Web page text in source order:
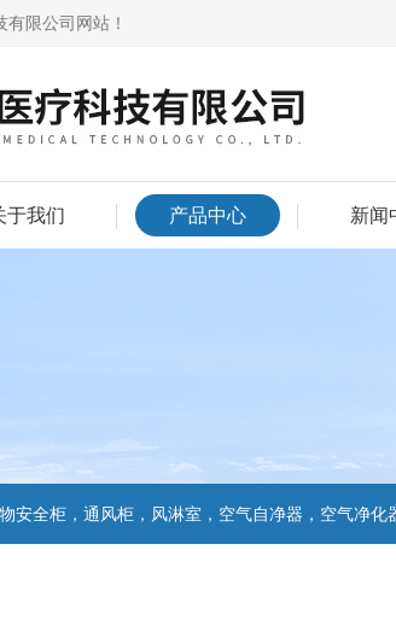
限公司网站！
于我们 产品中心 新闻
安全柜，通风柜，风淋室，空气自净器，空气净